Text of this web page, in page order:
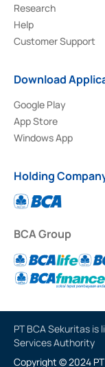
Research
Help
Customer Support
Download
Google Play
App Store
Windows App
Holding
BCA Group
PT BCA Sekuritas is
Services Authority
Copyright © 2024